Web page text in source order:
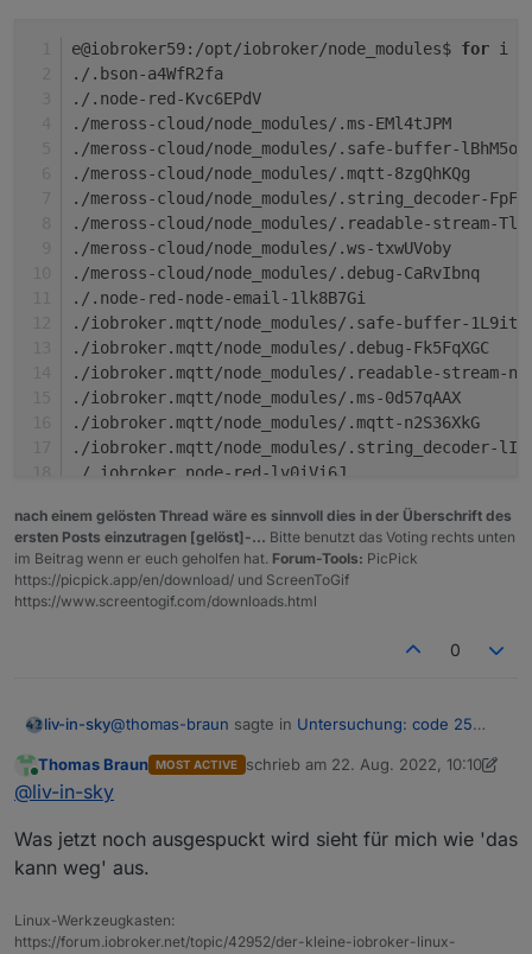
e@iobroker59:/opt/iobroker/node_modules$ for i
./.bson-a4WfR2fa
./.node-red-Kvc6EPdV
./meross-cloud/node_modules/.ms-EMl4tJPM
./meross-cloud/node_modules/.safe-buffer-
./meross-cloud/node_modules/.mqtt-8zgQhKQg
./meross-cloud/node_modules/.string_decoder-
./meross-cloud/node_modules/.readable-stream-
./meross-cloud/node_modules/.ws-txwUVoby
./meross-cloud/node_modules/.debug-CaRvIbnq
./.node-red-node-email-1lk8B7Gi
./iobroker.mqtt/node_modules/.safe-buffer-
./iobroker.mqtt/node_modules/.debug-Fk5FqXGC
./iobroker.mqtt/node_modules/.readable-stream-
./iobroker.mqtt/node_modules/.ms-0d57qAAX
./iobroker.mqtt/node_modules/.mqtt-n2S36XkG
./iobroker.mqtt/node_modules/.string_decoder-
./.iobroker.node-red-lv0iVi6J
./.mongodb-9LMcV19S
./@babel/.runtime-cSN2FFol
./.uglify-js-UrZ3Klfa
./.socks-Ly3eN6mV
./.node-red-node-feedparser-BvY866YR
./@node-red/.editor-api-Xk7v1FU7
./@node-red/.registry-ccnbcuRd
./@node-red/.editor-client-FpqhSpDH
./.mqtt-uuzoX3iL
./.node-red-admin-97cICUzY
e@iobroker59:/opt/iobroker/node_modules$
nach einem gelösten Thread wäre es sinnvoll dies in der Überschrift des
ersten Posts einzutragen [gelöst]-... Bitte benutzt das Voting rechts unten
im Beitrag wenn er euch geholfen hat. Forum-Tools: PicPick
https://picpick.app/en/download/ und ScreenToGif
https://www.screentogif.com/downloads.html
0
liv-in-sky@thomas-braun sagte in Untersuchung: code 25
done
ja - zumindest die beiden werden nicht mehr
e@iobroker59:/opt/iobroker/
./.node-red-Kvc6EPdV
./meross-cloud/node_modules/.ms-EMl4tJPM
Online
Thomas Braun MOST ACTIVE schrieb am 22. Aug. 2022, 10:10
zuletzt editiert von Thomas Braun
@liv-in-sky
Was jetzt noch ausgespuckt wird sieht für mich wie 'das
kann weg' aus.
Linux-Werkzeugkasten:
https://forum.iobroker.net/topic/42952/der-kleine-iobroker-linux-